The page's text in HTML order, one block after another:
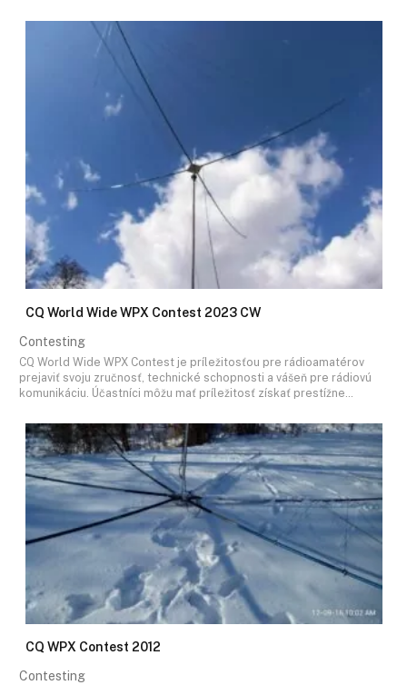
CQ World Wide WPX Contest 2023 CW
Contesting
CQ World Wide WPX Contest je príležitosťou pre rádioamatérov
prejaviť svoju zručnosť, technické schopnosti a vášeň pre rádiovú
komunikáciu. Účastníci môžu mať príležitosť získať prestížne…
CQ WPX Contest 2012
Contesting